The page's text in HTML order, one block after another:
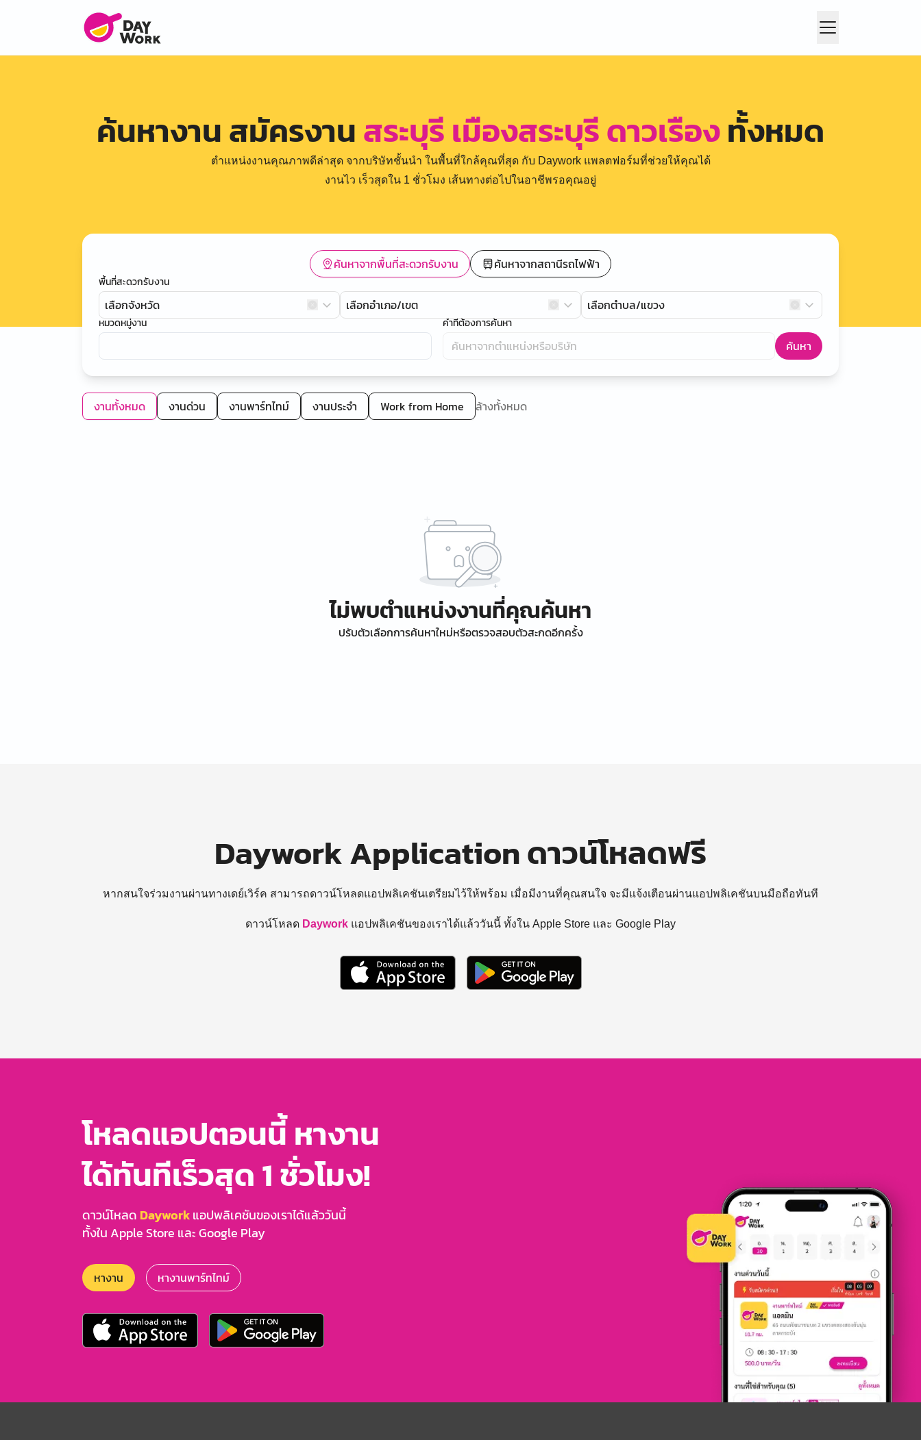
ค้นหางาน สมัครงานสระบุรี เมืองสระบุรี ดาวเรืองทั้งหมด
ตำแหน่งงานคุณภาพดีล่าสุด จากบริษัทชั้นนำ ในพื้นที่ใกล้คุณที่สุด กับ Daywork แพลตฟอร์มที่ช่วยให้คุณได้
งานไว เร็วสุดใน 1 ชั่วโมง เส้นทางต่อไปในอาชีพรอคุณอยู่
ค้นหาจากพื้นที่สะดวกรับงาน ค้นหาจากสถานีรถไฟฟ้า
พื้นที่สะดวกรับงาน
เลือกจังหวัด เลือกอำเภอ/เขต เลือกตำบล/แขวง
หมวดหมู่งาน คำที่ต้องการค้นหา
ค้นหา
งานทั้งหมด งานด่วน งานพาร์ทไทม์ งานประจำ Work from Home ล้างทั้งหมด
ไม่พบตำแหน่งงานที่คุณค้นหา
ปรับตัวเลือกการค้นหาใหม่หรือตรวจสอบตัวสะกดอีกครั้ง
Daywork Application ดาวน์โหลดฟรี
หากสนใจร่วมงานผ่านทางเดย์เวิร์ค สามารถดาวน์โหลดแอปพลิเคชันเตรียมไว้ให้พร้อม เมื่อมีงานที่คุณสนใจ จะมีแจ้งเตือนผ่านแอปพลิเคชันบนมือถือทันที
ดาวน์โหลด Daywork แอปพลิเคชันของเราได้แล้ววันนี้ ทั้งใน Apple Store และ Google Play
โหลดแอปตอนนี้ หางาน
ได้ทันทีเร็วสุด 1 ชั่วโมง!
ดาวน์โหลด Dayworkแอปพลิเคชันของเราได้แล้ววันนี้
ทั้งใน Apple Store และ Google Play
หางาน หางานพาร์ทไทม์